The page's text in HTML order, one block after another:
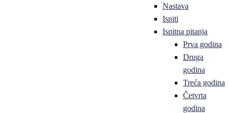
Nastava
Ispiti
Ispitna pitanja
Prva godina
Druga
godina
Treća godina
Četvrta
godina